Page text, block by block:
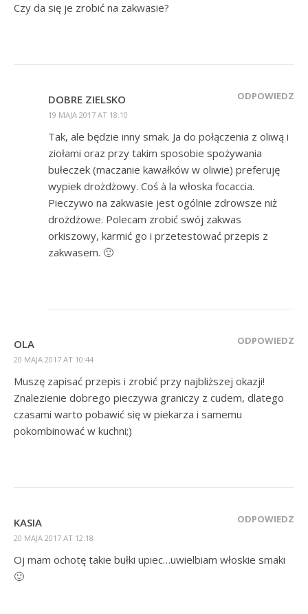
Czy da się je zrobić na zakwasie?
DOBRE ZIELSKO
19 MAJA 2017 AT 18:10
ODPOWIEDZ
Tak, ale będzie inny smak. Ja do połączenia z oliwą i
ziołami oraz przy takim sposobie spożywania
bułeczek (maczanie kawałków w oliwie) preferuję
wypiek drożdżowy. Coś à la włoska focaccia.
Pieczywo na zakwasie jest ogólnie zdrowsze niż
drożdżowe. Polecam zrobić swój zakwas
orkiszowy, karmić go i przetestować przepis z
zakwasem. 🙂
OLA
20 MAJA 2017 AT 10:44
ODPOWIEDZ
Muszę zapisać przepis i zrobić przy najbliższej okazji!
Znalezienie dobrego pieczywa graniczy z cudem, dlatego
czasami warto pobawić się w piekarza i samemu
pokombinować w kuchni;)
KASIA
20 MAJA 2017 AT 12:18
ODPOWIEDZ
Oj mam ochotę takie bułki upiec…uwielbiam włoskie smaki
🙂